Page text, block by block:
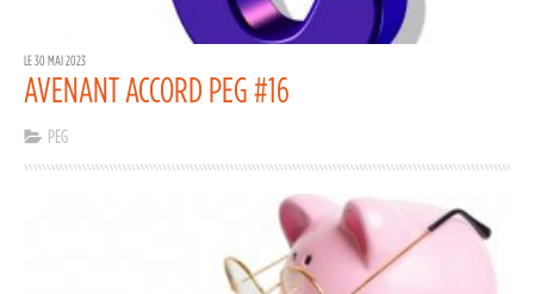
LE 30 MAI 2023
AVENANT ACCORD PEG #16
PEG